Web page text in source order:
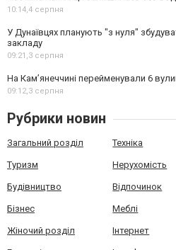
10:14,4 серпня
У Дунаївцях планують "з нуля"
закладу
09:21,3 серпня
На Камʼянеччині перейменували 6
09:12,3 серпня
Рубрики новин
Загальний розділ Техніка
Туризм Нерухомість
Будівництво Відпочинок
Бізнес Меблі
Жіночий розділ Інтернет